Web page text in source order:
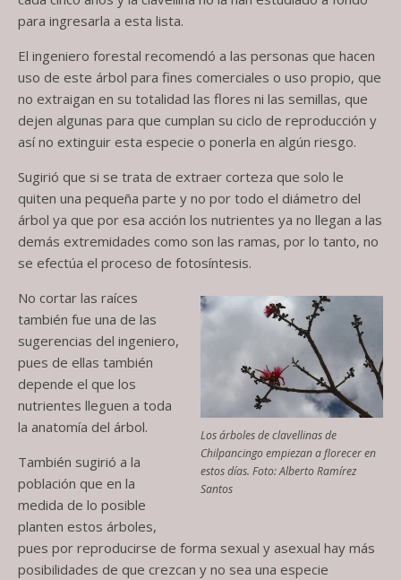
para ingresarla a esta lista.
El ingeniero forestal recomendó a las personas que hacen
uso de este árbol para fines comerciales o uso propio, que
no extraigan en su totalidad las flores ni las semillas, que
dejen algunas para que cumplan su ciclo de reproducción y
así no extinguir esta especie o ponerla en algún riesgo.
Sugirió que si se trata de extraer corteza que solo le
quiten una pequeña parte y no por todo el diámetro del
árbol ya que por esa acción los nutrientes ya no llegan a las
demás extremidades como son las ramas, por lo tanto, no
se efectúa el proceso de fotosíntesis.
Los árboles de clavellinas de
Chilpancingo empiezan a florecer en
estos días. Foto: Alberto Ramírez
Santos
No cortar las raíces
también fue una de las
sugerencias del ingeniero,
pues de ellas también
depende el que los
nutrientes lleguen a toda
la anatomía del árbol.
También sugirió a la
población que en la
medida de lo posible
planten estos árboles,
pues por reproducirse de forma sexual y asexual hay más
posibilidades de que crezcan y no sea una especie